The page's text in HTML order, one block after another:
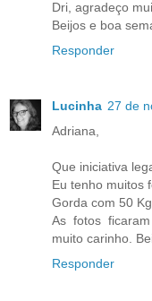
Dri, agradeço
Beijos e boa
Responder
Lucinha 27 de
Adriana,
Que iniciativa
Eu tenho muitos
Gorda com 50
As fotos
muito carinho.
Responder